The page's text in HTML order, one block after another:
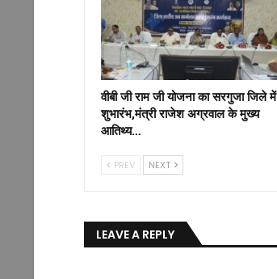
वीबी जी राम जी योजना का सरगुजा जिले में
शुभारंभ,मंत्री राजेश अग्रवाल के मुख्य
आतिथ्य…
PREV NEXT
LEAVE A REPLY